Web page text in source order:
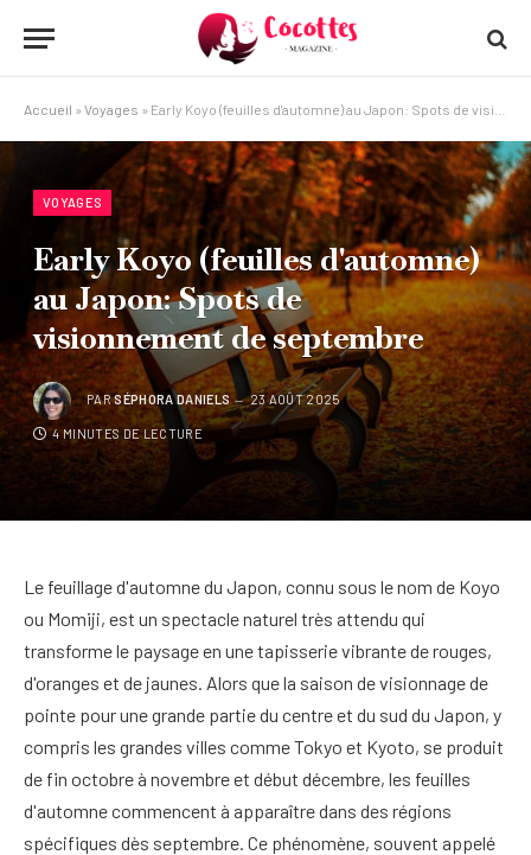
Accueil » Voyages » Early Koyo (feuilles d'automne) au Japon: Spots de visionnement de septembre
VOYAGES
Early Koyo (feuilles d'automne)
au Japon: Spots de
visionnement de septembre
PARSÉPHORA DANIELS 23 AOÛT 2025
4 MINUTES DE LECTURE
Le feuillage d'automne du Japon, connu sous le nom de Koyo
ou Momiji, est un spectacle naturel très attendu qui
transforme le paysage en une tapisserie vibrante de rouges,
d'oranges et de jaunes. Alors que la saison de visionnage de
pointe pour une grande partie du centre et du sud du Japon, y
compris les grandes villes comme Tokyo et Kyoto, se produit
de fin octobre à novembre et début décembre, les feuilles
d'automne commencent à apparaître dans des régions
spécifiques dès septembre. Ce phénomène, souvent appelé